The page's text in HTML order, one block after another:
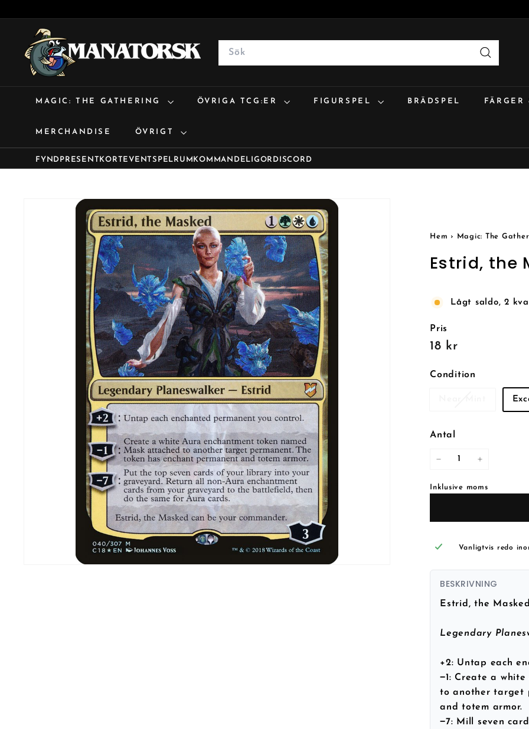
M
a
n
a
Search
Sök
MAGIC: THE GATHERING ÖVRIGA TCG:ER FIGURSPEL BRÄDSPEL
MERCHANDISE ÖVRIGT
FYND PRESENTKORT EVENTSPELRUM KOMMANDE LIGOR DISCORD
Hem › Magic: The
Estrid, the
Lågt saldo, 2
Pris
Reguljärt
18 kr18
Condition
Antal
Inklusive moms
Vanligtvis redo
BESKRIVNING
Estrid, the Masked
Legendary
+2: Untap each
−1: Create a
to another target
and totem armor.
−7: Mill seven